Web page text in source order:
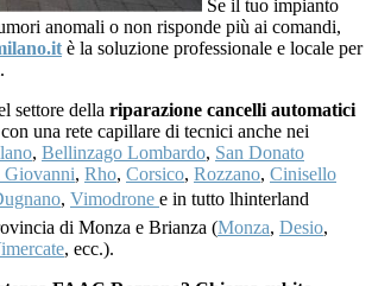
Se il tuo impianto
anomali o non risponde più ai comandi,
è la soluzione professionale e locale per
settore della riparazione cancelli automatici
una rete capillare di tecnici anche nei
, Bellinzago Lombardo, San Donato
Giovanni, Rho, Corsico, Rozzano, Cinisello
, Vimodrone e in tutto lhinterland
di Monza e Brianza (Monza, Desio,
, ecc.).